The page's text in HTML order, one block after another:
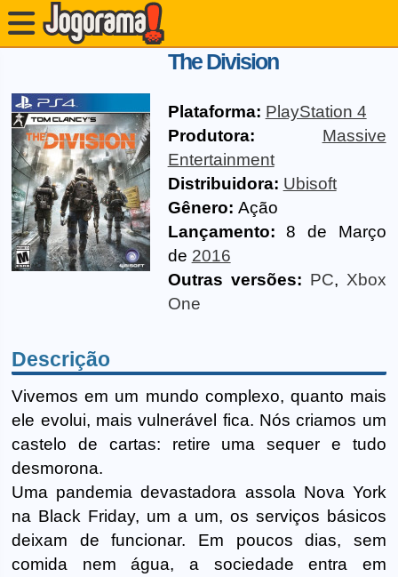
The Division
Plataforma: PlayStation 4
Produtora:
Massive
Entertainment
Distribuidora: Ubisoft
Gênero: Ação
Lançamento: 8 de Março
de 2016
Outras versões: PC, Xbox
One
Descrição
Vivemos em um mundo complexo, quanto mais
ele evolui, mais vulnerável fica. Nós criamos um
castelo de cartas: retire uma sequer e tudo
desmorona.
Uma pandemia devastadora assola Nova York
na Black Friday, um a um, os serviços básicos
deixam de funcionar. Em poucos dias, sem
comida nem água, a sociedade entra em